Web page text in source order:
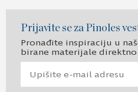
Prijavite se za Pinoles
Pronađite inspiraciju u
birane materijale direktno